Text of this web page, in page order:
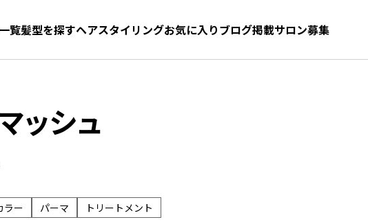
覧髪型を探すヘアスタイリングお気に入りブログ掲載サロン募集
お気に入り 髪型をさがす
ッシュ
ラー パーマ トリートメント